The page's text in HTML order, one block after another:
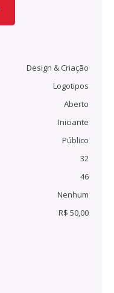
Design & Criação
Logotipos
Aberto
Iniciante
Público
32
46
Nenhum
R$ 50,00